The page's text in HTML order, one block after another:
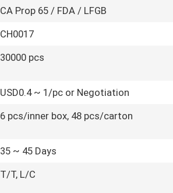
CA Prop 65 / FDA / LFGB
CH0017
30000 pcs
USD0.4 ~ 1/pc or Negotiation
6 pcs/inner box, 48 pcs/carton
35 ~ 45 Days
T/T, L/C